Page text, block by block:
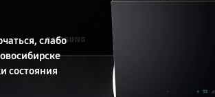
слабо
состояния